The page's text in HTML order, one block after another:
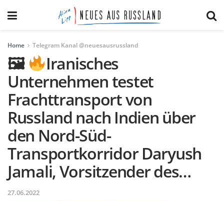
Home Telegram Kanal @neuesausrussland
🖼
Iranisches
Unternehmen testet
Frachttransport von
Russland nach Indien über
den Nord-Süd-
Transportkorridor Daryush
Jamali, Vorsitzender des…
27.06.2022